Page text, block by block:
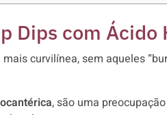
Dips com Ácido
curvilínea, sem aqueles
, são uma